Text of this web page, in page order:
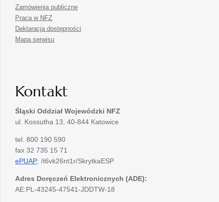
Zamówienia publiczne
Praca w NFZ
Deklaracja dostępności
Mapa serwisu
Kontakt
Śląski Oddział Wojewódzki NFZ
ul. Kossutha 13, 40-844 Katowice
tel. 800 190 590
fax 32 735 15 71
ePUAP: /t6vk26nt1r/SkrytkaESP
Adres Doręczeń Elektronicznych (ADE):
AE:PL-43245-47541-JDDTW-18